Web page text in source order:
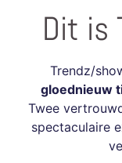
Dit is
Trendz/
gloednieuw
Twee
spectaculaire